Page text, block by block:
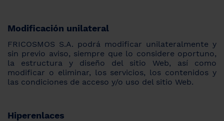
Modificación unilateral
FRICOSMOS S.A. podrá modificar unilateralmente y
sin previo aviso, siempre que lo considere oportuno,
la estructura y diseño del sitio Web, así como
modificar o eliminar, los servicios, los contenidos y
las condiciones de acceso y/o uso del sitio Web.
Hiperenlaces